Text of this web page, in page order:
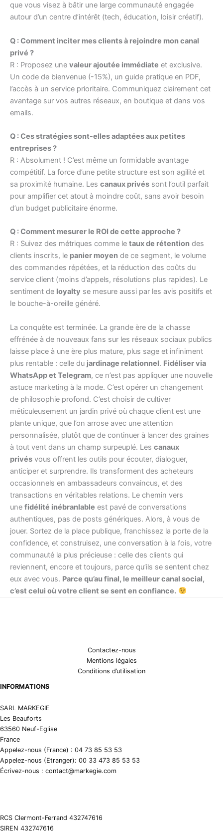
que vous visez à bâtir une large communauté engagée
autour d’un centre d’intérêt (tech, éducation, loisir créatif).
Q : Comment inciter mes clients à rejoindre mon canal
privé ?
R : Proposez une valeur ajoutée immédiate et exclusive.
Un code de bienvenue (-15%), un guide pratique en PDF,
l’accès à un service prioritaire. Communiquez clairement cet
avantage sur vos autres réseaux, en boutique et dans vos
emails.
Q : Ces stratégies sont-elles adaptées aux petites
entreprises ?
R : Absolument ! C’est même un formidable avantage
compétitif. La force d’une petite structure est son agilité et
sa proximité humaine. Les canaux privés sont l’outil parfait
pour amplifier cet atout à moindre coût, sans avoir besoin
d’un budget publicitaire énorme.
Q : Comment mesurer le ROI de cette approche ?
R : Suivez des métriques comme le taux de rétention des
clients inscrits, le panier moyen de ce segment, le volume
des commandes répétées, et la réduction des coûts du
service client (moins d’appels, résolutions plus rapides). Le
sentiment de loyalty se mesure aussi par les avis positifs et
le bouche-à-oreille généré.
La conquête est terminée. La grande ère de la chasse
effrénée à de nouveaux fans sur les réseaux sociaux publics
laisse place à une ère plus mature, plus sage et infiniment
plus rentable : celle du jardinage relationnel. Fidéliser via
WhatsApp et Telegram, ce n’est pas appliquer une nouvelle
astuce marketing à la mode. C’est opérer un changement
de philosophie profond. C’est choisir de cultiver
méticuleusement un jardin privé où chaque client est une
plante unique, que l’on arrose avec une attention
personnalisée, plutôt que de continuer à lancer des graines
à tout vent dans un champ surpeuplé. Les canaux
privés vous offrent les outils pour écouter, dialoguer,
anticiper et surprendre. Ils transforment des acheteurs
occasionnels en ambassadeurs convaincus, et des
transactions en véritables relations. Le chemin vers
une fidélité inébranlable est pavé de conversations
authentiques, pas de posts génériques. Alors, à vous de
jouer. Sortez de la place publique, franchissez la porte de la
confidence, et construisez, une conversation à la fois, votre
communauté la plus précieuse : celle des clients qui
reviennent, encore et toujours, parce qu’ils se sentent chez
eux avec vous. Parce qu’au final, le meilleur canal social,
c’est celui où votre client se sent en confiance.
Contactez-nous
Mentions légales
Conditions d’utilisation
INFORMATIONS
SARL MARKEGIE
Les Beauforts
63560 Neuf-Eglise
France
Appelez-nous (France) : 04 73 85 53 53
Appelez-nous (Etranger): 00 33 473 85 53 53
Écrivez-nous : contact@markegie.com
RCS Clermont-Ferrand 432747616
SIREN 432747616